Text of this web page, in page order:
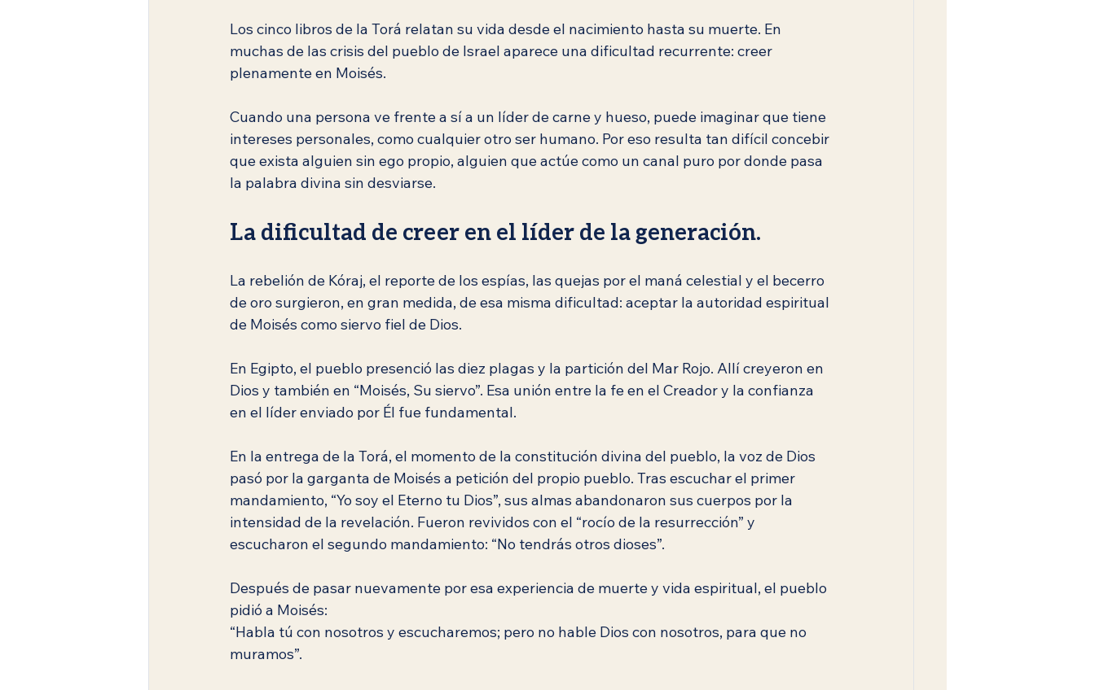
Los cinco libros de la Torá relatan su vida desde el nacimiento hasta su muerte. En
muchas de las crisis del pueblo de Israel aparece una dificultad recurrente: creer
plenamente en Moisés.
Cuando una persona ve frente a sí a un líder de carne y hueso, puede imaginar que tiene
intereses personales, como cualquier otro ser humano. Por eso resulta tan difícil concebir
que exista alguien sin ego propio, alguien que actúe como un canal puro por donde pasa
la palabra divina sin desviarse.
La dificultad de creer en el líder de la generación.
La rebelión de Kóraj, el reporte de los espías, las quejas por el maná celestial y el becerro
de oro surgieron, en gran medida, de esa misma dificultad: aceptar la autoridad espiritual
de Moisés como siervo fiel de Dios.
En Egipto, el pueblo presenció las diez plagas y la partición del Mar Rojo. Allí creyeron en
Dios y también en “Moisés, Su siervo”. Esa unión entre la fe en el Creador y la confianza
en el líder enviado por Él fue fundamental.
En la entrega de la Torá, el momento de la constitución divina del pueblo, la voz de Dios
pasó por la garganta de Moisés a petición del propio pueblo. Tras escuchar el primer
mandamiento, “Yo soy el Eterno tu Dios”, sus almas abandonaron sus cuerpos por la
intensidad de la revelación. Fueron revividos con el “rocío de la resurrección” y
escucharon el segundo mandamiento: “No tendrás otros dioses”.
Después de pasar nuevamente por esa experiencia de muerte y vida espiritual, el pueblo
pidió a Moisés:
“Habla tú con nosotros y escucharemos; pero no hable Dios con nosotros, para que no
muramos”.